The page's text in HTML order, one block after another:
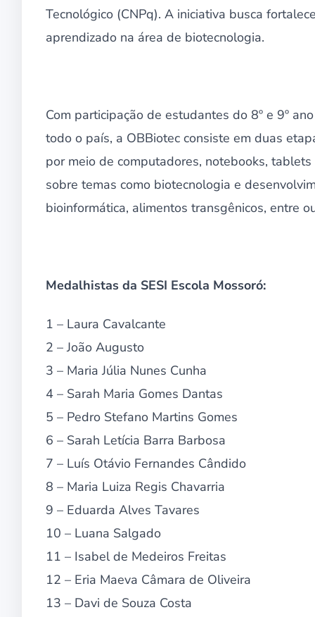
Tecnológico (CNPq). A iniciativa busca
aprendizado na área de biotecnologia.
Com participação de estudantes do 8º e 9º
todo o país, a OBBiotec consiste em duas
por meio de computadores, notebooks,
sobre temas como biotecnologia e
bioinformática, alimentos transgênicos, entre
Medalhistas da SESI Escola Mossoró:
1 – Laura Cavalcante
2 – João Augusto
3 – Maria Júlia Nunes Cunha
4 – Sarah Maria Gomes Dantas
5 – Pedro Stefano Martins Gomes
6 – Sarah Letícia Barra Barbosa
7 – Luís Otávio Fernandes Cândido
8 – Maria Luiza Regis Chavarria
9 – Eduarda Alves Tavares
10 – Luana Salgado
11 – Isabel de Medeiros Freitas
12 – Eria Maeva Câmara de Oliveira
13 – Davi de Souza Costa